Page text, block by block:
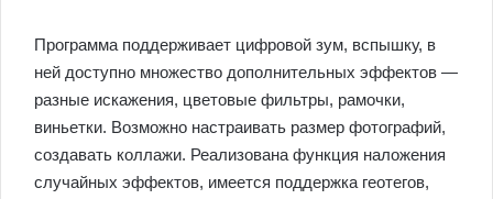
Программа поддерживает цифровой зум, вспышку, в
ней доступно множество дополнительных эффектов —
разные искажения, цветовые фильтры, рамочки,
виньетки. Возможно настраивать размер фотографий,
создавать коллажи. Реализована функция наложения
случайных эффектов, имеется поддержка геотегов,